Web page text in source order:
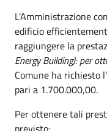
L’Amministrazione
edificio
raggiungere la
Energy Building): per
Comune ha richiesto
pari a 1.700.000,00.
Per ottenere tali